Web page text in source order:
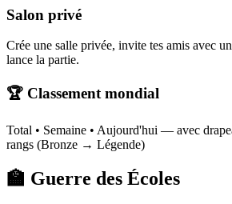
Salon privé
Crée une salle privée, invite tes amis avec
lance la partie.
🏆 Classement mondial
Total • Semaine • Aujourd'hui — avec
rangs (Bronze → Légende)
🏫 Guerre des Écoles